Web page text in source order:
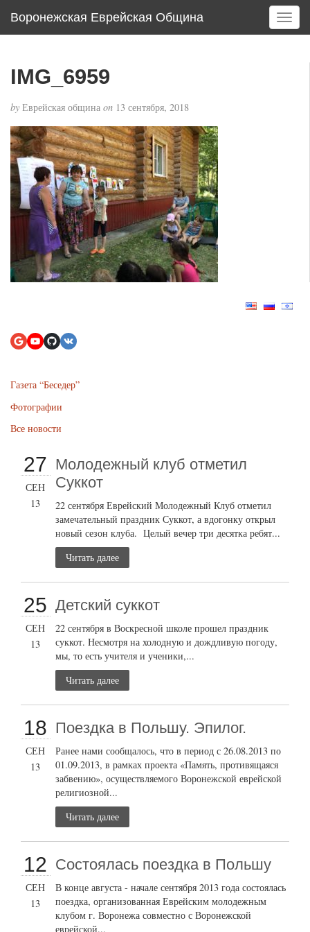
Воронежская Еврейская Община
T
o
IMG_6959
by Еврейская община on 13 сентября, 2018
Газета “Беседер”
Фотографии
Все новости
27
СЕН
13
Молодежный клуб отметил
Суккот
22 сентября Еврейский Молодежный Клуб отметил
замечательный праздник Суккот, а вдогонку открыл
новый сезон клуба. Целый вечер три десятка ребят...
Читать далее
25
СЕН
13
Детский суккот
22 сентября в Воскресной школе прошел праздник
суккот. Несмотря на холодную и дождливую погоду,
мы, то есть учителя и ученики,...
Читать далее
18
СЕН
13
Поездка в Польшу. Эпилог.
Ранее нами сообщалось, что в период с 26.08.2013 по
01.09.2013, в рамках проекта «Память, противящаяся
забвению», осуществляемого Воронежской еврейской
религиозной...
Читать далее
12
СЕН
13
Состоялась поездка в Польшу
В конце августа - начале сентября 2013 года состоялась
поездка, организованная Еврейским молодежным
клубом г. Воронежа совместно с Воронежской
еврейской...